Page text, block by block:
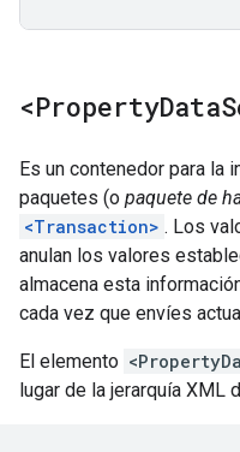
<PropertyData
Es un contenedor para la
paquetes (o paquete de
<Transaction> . Los
anulan los valores
almacena esta
cada vez que envíes
El elemento
lugar de la jerarquía XML